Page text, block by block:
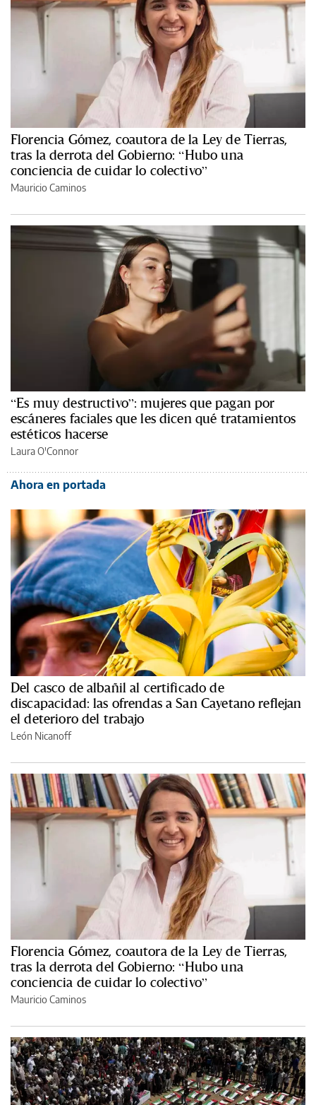
Florencia Gómez, coautora de la Ley de Tierras,
tras la derrota del Gobierno: “Hubo una
conciencia de cuidar lo colectivo”
Mauricio Caminos
“Es muy destructivo”: mujeres que pagan por
escáneres faciales que les dicen qué tratamientos
estéticos hacerse
Laura O'Connor
Ahora en portada
Del casco de albañil al certificado de
discapacidad: las ofrendas a San Cayetano reflejan
el deterioro del trabajo
León Nicanoff
Florencia Gómez, coautora de la Ley de Tierras,
tras la derrota del Gobierno: “Hubo una
conciencia de cuidar lo colectivo”
Mauricio Caminos